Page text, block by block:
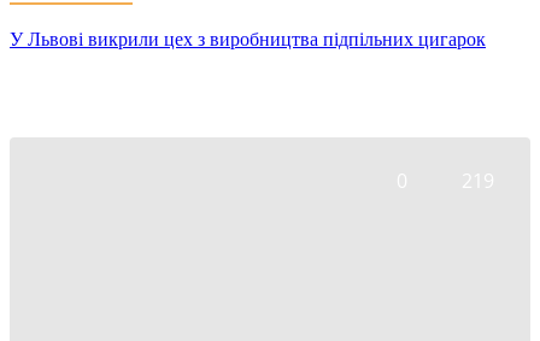
У Львові викрили цех з виробництва підпільних цигарок
0 219